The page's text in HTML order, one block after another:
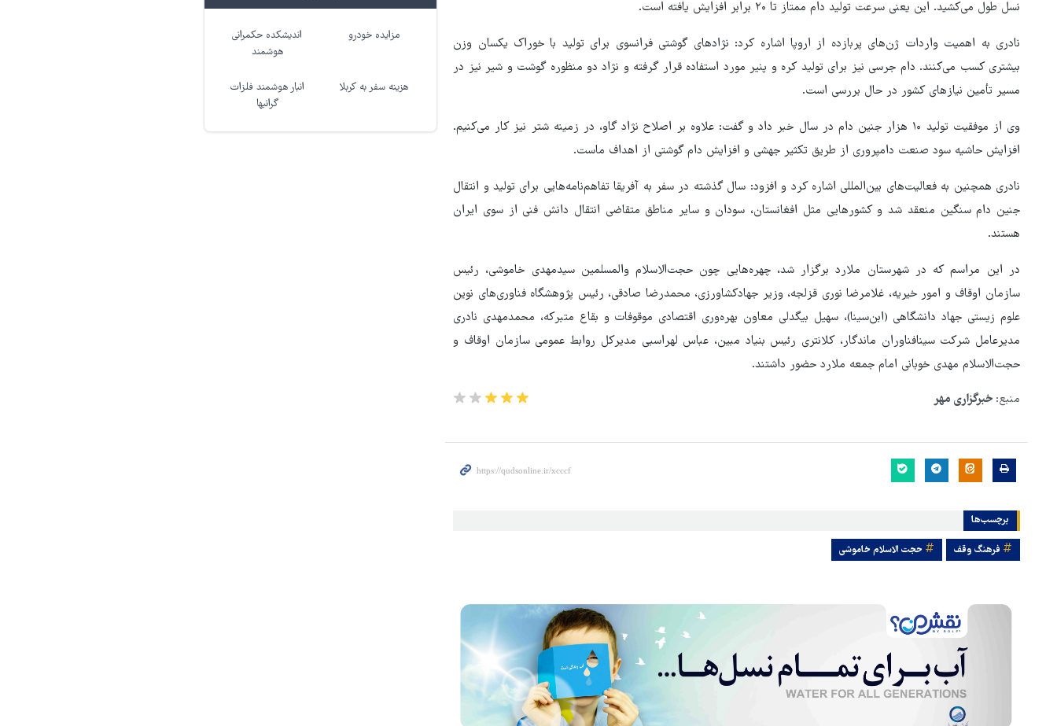
نسل طول می‌کشید. این یعنی سرعت تولید دام ممتاز تا ۲۰ برابر افزایش یافته است.
نادری به اهمیت واردات ژن‌های پربازده از اروپا اشاره کرد: نژادهای گوشتی فرانسوی برای تولید با خوراک یکسان وزن
بیشتری کسب می‌کنند. دام جرسی نیز برای تولید کره و پنیر مورد استفاده قرار گرفته و نژاد دو منظوره گوشت و شیر نیز در
مسیر تأمین نیازهای کشور در حال بررسی است.
وی از موفقیت تولید ۱۰ هزار جنین دام در سال خبر داد و گفت: علاوه بر اصلاح نژاد گاو، در زمینه شتر نیز کار می‌کنیم.
افزایش حاشیه سود صنعت دامپروری از طریق تکثیر جهشی و افزایش دام گوشتی از اهداف ماست.
نادری همچنین به فعالیت‌های بین‌المللی اشاره کرد و افزود: سال گذشته در سفر به آفریقا تفاهم‌نامه‌هایی برای تولید و انتقال
جنین دام سنگین منعقد شد و کشورهایی مثل افغانستان، سودان و سایر مناطق متقاضی انتقال دانش فنی از سوی ایران
هستند.
در این مراسم که در شهرستان ملارد برگزار شد، چهره‌هایی چون حجت‌الاسلام والمسلمین سیدمهدی خاموشی، رئیس
سازمان اوقاف و امور خیریه، غلامرضا نوری قزلجه، وزیر جهادکشاورزی، محمدرضا صادقی، رئیس پژوهشگاه فناوری‌های نوین
علوم زیستی جهاد دانشگاهی (ابن‌سینا)، سهیل بیگدلی معاون بهره‌وری اقتصادی موقوفات و بقاع متبرکه، محمدمهدی نادری
مدیرعامل شرکت سینافناوران ماندگار، کلانتری رئیس بنیاد مبین، عباس لهراسبی مدیرکل روابط عمومی سازمان اوقاف و
حجت‌الاسلام مهدی خوبانی امام جمعه ملارد حضور داشتند.
منبع: خبرگزاری مهر
برچسب‌ها
فرهنگ وقف حجت الاسلام خاموشی
مزایده خودرو
اندیشکده حکمرانی
هوشمند
هزینه سفر به کربلا
انبار هوشمند فلزات
گرانبها